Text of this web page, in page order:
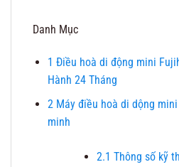
Danh Mục
1 Điều hoà di động mini
Hành 24 Tháng
2Máy điều hoà di dộng mini
minh
2.1 Thông số kỹ